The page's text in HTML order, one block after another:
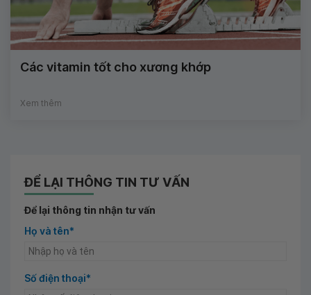
Các vitamin tốt cho xương khớp
Xem thêm
ĐỂ LẠI THÔNG TIN TƯ VẤN
Để lại thông tin nhận tư vấn
Họ và tên*
Số điện thoại*